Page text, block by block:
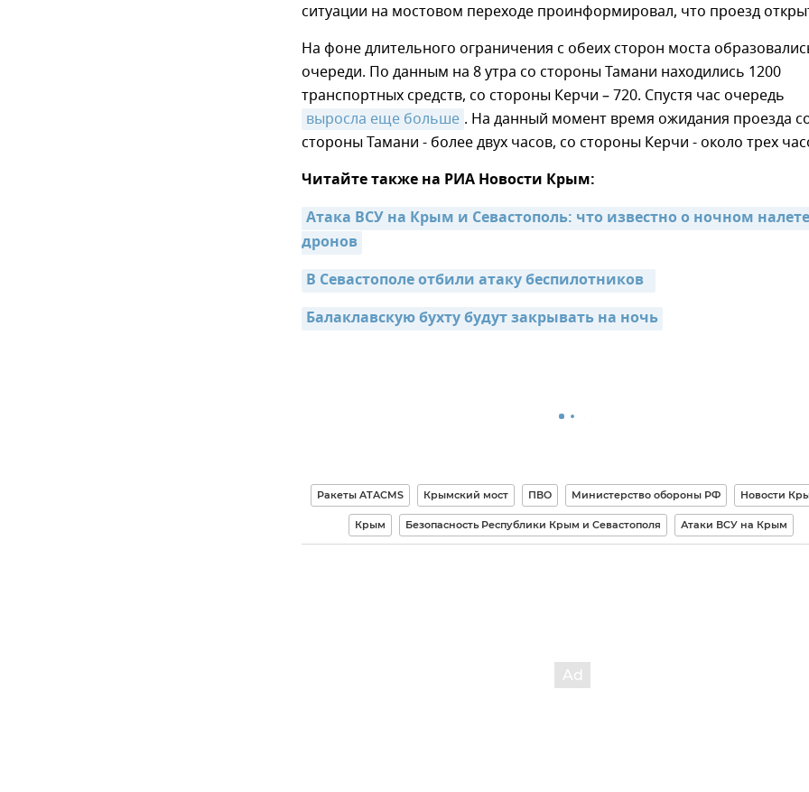
ситуации на мостовом переходе проинформировал, что проезд
На фоне длительного ограничения с обеих сторон моста
очереди. По данным на 8 утра со стороны Тамани находились 1200
транспортных средств, со стороны Керчи – 720. Спустя час очередь
выросла еще больше . На данный момент время ожидания проезда
стороны Тамани - более двух часов, со стороны Керчи - около трех
Читайте также на РИА Новости Крым:
Атака ВСУ на Крым и Севастополь: что известно о ночном налете
дронов
В Севастополе отбили атаку беспилотников
Балаклавскую бухту будут закрывать на ночь
Ракеты ATACMS Крымский мост ПВО Министерство обороны РФ Новости
Крым Безопасность Республики Крым и Севастополя Атаки ВСУ на Крым